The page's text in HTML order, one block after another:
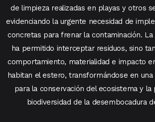
de limpieza realizadas en playas y otros
evidenciando la urgente necesidad de
concretas para frenar la contaminación. La
ha permitido interceptar residuos, sino
comportamiento, materialidad e impacto
habitan el estero, transformándose en
para la conservación del ecosistema y
biodiversidad de la desembocadura